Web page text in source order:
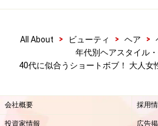
All About > ビューティ > ヘア >
年代別ヘアスタイル
40代に似合うショートボブ！ 大人女
会社概要 採用
投資家情報 広告